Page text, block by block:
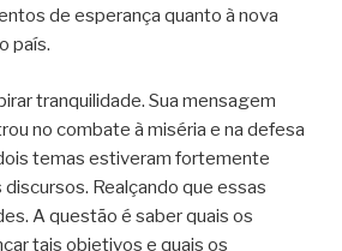
de esperança quanto à nova
país.
tranquilidade. Sua mensagem
no combate à miséria e na defesa
temas estiveram fortemente
Realçando que essas
A questão é saber quais os
tais objetivos e quais os